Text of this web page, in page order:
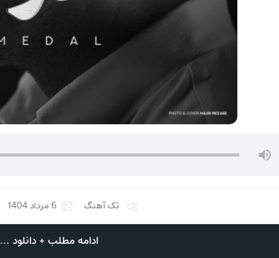
تک آهنگ 6 مرداد 1404
ادامه مطلب + دانلود ...